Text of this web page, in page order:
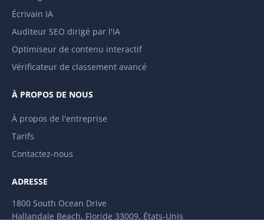
Écrivain IA
Auditeur SEO dirigé par l'IA
Optimiseur de contenu interactif
Vérificateur de classement avancé
À PROPOS DE NOUS
À propos de l'entreprise
Tarifs
Contactez-nous
ADRESSE
1800 South Ocean Drive
Hallandale Beach, Floride 33009, États-Unis